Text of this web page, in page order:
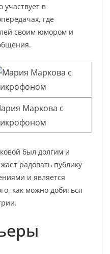
участвует в
где
своим юмором и
Маркова с
был долгим и
радовать публику
и является
как можно добиться